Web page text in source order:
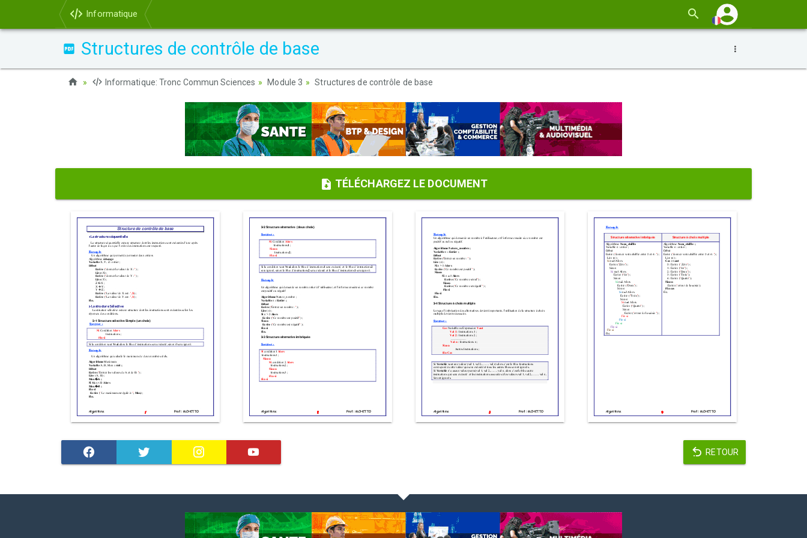
Informatique
Structures de contrôle de base
Informatique: Tronc Commun Sciences Module 3 Structures de contrôle de base
TÉLÉCHARGEZ LE DOCUMENT
RETOUR